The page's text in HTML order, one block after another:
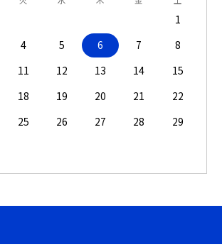
1
4 5 6 7
8
11 12 13 14
15
18 19 20 21
22
25 26 27 28
29